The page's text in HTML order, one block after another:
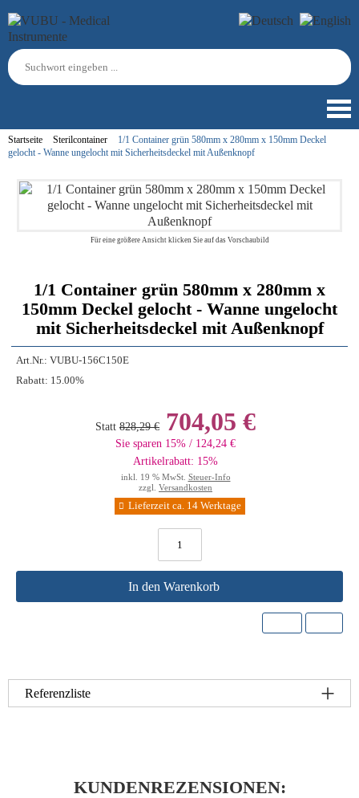
Startseite Sterilcontainer
1/1 Container grün 580mm x 280mm x 150mm Deckel
gelocht - Wanne ungelocht mit Sicherheitsdeckel mit Außenknopf
Für eine größere Ansicht klicken Sie auf das Vorschaubild
1/1 Container grün 580mm x 280mm x
150mm Deckel gelocht - Wanne ungelocht
mit Sicherheitsdeckel mit Außenknopf
Art.Nr.: VUBU-156C150E
Rabatt: 15.00%
Statt 828,29 € 704,05 €
Sie sparen 15% / 124,24 €
Artikelrabatt: 15%
inkl. 19 % MwSt. Steuer-Info
zzgl. Versandkosten
Lieferzeit ca. 14 Werktage
In den Warenkorb
Referenzliste
KUNDENREZENSIONEN: